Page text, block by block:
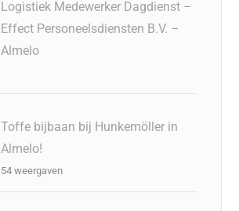
Logistiek Medewerker Dagdienst –
Effect Personeelsdiensten B.V. –
Almelo
Toffe bijbaan bij Hunkemöller in
Almelo!
54 weergaven